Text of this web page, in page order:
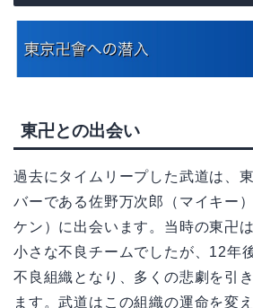
東卍との出会い
過去にタイムリープした武道は、
バーである佐野万次郎（マイキー
ケン）に出会います。当時の東卍
小さな不良チームでしたが、12年
不良組織となり、多くの悲劇を引
ます。武道はこの組織の運命を変